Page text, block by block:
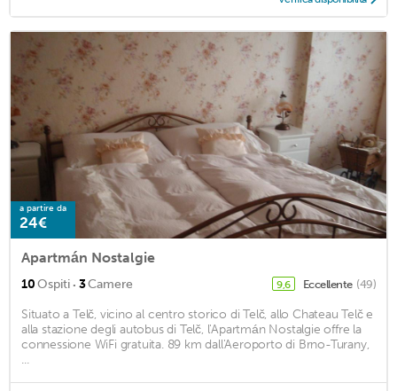
a partire da
24€
Apartmán Nostalgie
10Ospiti · 3Camere 9,6 Eccellente (49)
Situato a Telč, vicino al centro storico di Telč, allo Chateau Telč e
alla stazione degli autobus di Telč, l'Apartmán Nostalgie offre la
connessione WiFi gratuita. 89 km dall'Aeroporto di Brno-Turany,
...